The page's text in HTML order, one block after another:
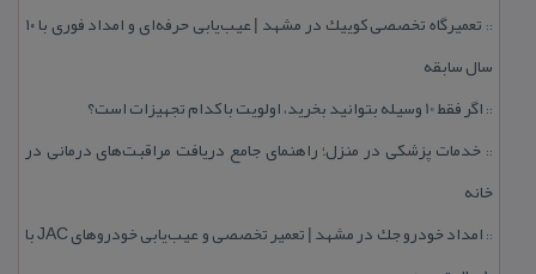
::
تعمیرگاه تخصصی كوییك در مشهد | عیب‌یابی حرفه‌ای و امداد فوری با ۱۰
سال سابقه
:: اگر فقط 10 وسیله بتوانید بخرید، اولویت با كدام تجهیزات است؟
:: خدمات پزشكی در منزل؛ راهنمای جامع دریافت مراقبت‌های درمانی در
خانه
::
امداد خودرو جك در مشهد | تعمیر تخصصی و عیب‌یابی خودروهای JAC با